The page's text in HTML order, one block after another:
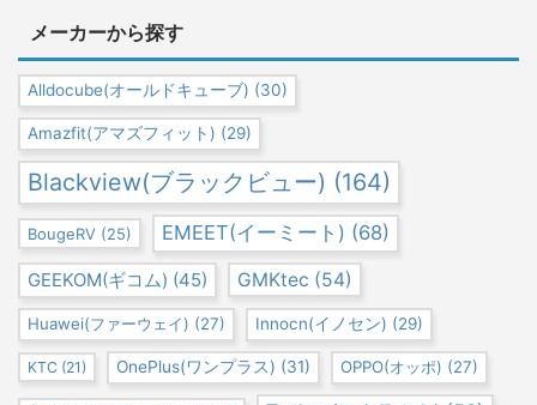
メーカーから探す
Alldocube(オールドキューブ) (30)
Amazfit(アマズフィット) (29)
Blackview(ブラックビュー) (164)
BougeRV (25) EMEET(イーミート) (68)
GEEKOM(ギコム) (45) GMKtec (54)
Huawei(ファーウェイ) (27) Innocn(イノセン) (29)
KTC (21) OnePlus(ワンプラス) (31) OPPO(オッポ) (27)